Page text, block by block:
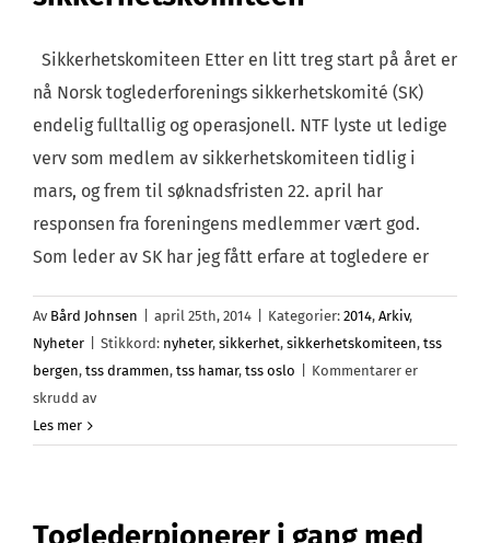
Sikkerhetskomiteen Etter en litt treg start på året er
nå Norsk toglederforenings sikkerhetskomité (SK)
endelig fulltallig og operasjonell. NTF lyste ut ledige
verv som medlem av sikkerhetskomiteen tidlig i
mars, og frem til søknadsfristen 22. april har
responsen fra foreningens medlemmer vært god.
Som leder av SK har jeg fått erfare at togledere er
Av Bård Johnsen april 25th, 2014 Kategorier: 2014, Arkiv,
Nyheter
Stikkord: nyheter, sikkerhet, sikkerhetskomiteen, tss
bergen, tss drammen, tss hamar, tss oslo
Kommentarer er
skrudd avfor
Les mer